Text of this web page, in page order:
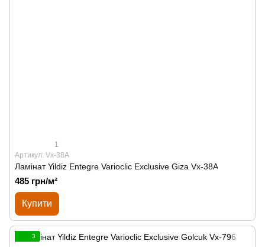
1
Артикул: Vx-38A
Ламінат Yildiz Entegre Varioclic Exclusive Giza Vx-38A
485 грн/м²
Купити
3